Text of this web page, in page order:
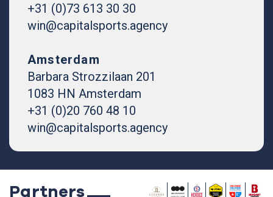
+31 (0)73 613 30 30
win@capitalsports.agency
Amsterdam
Barbara Strozzilaan 201
1083 HN Amsterdam
+31 (0)20 760 48 10
win@capitalsports.agency
Partners